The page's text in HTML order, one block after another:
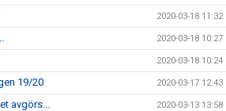
2020-03-18 11:32
2020-03-18 10:27
2020-03-18 10:24
19/20 2020-03-17 12:43
avgörs... 2020-03-13 13:58